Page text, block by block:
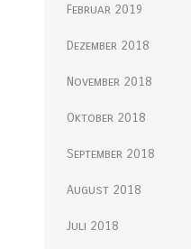
Februar 2019
Dezember 2018
November 2018
Oktober 2018
September 2018
August 2018
Juli 2018